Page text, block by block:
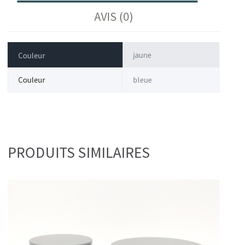
AVIS (0)
Couleur jaune
Couleur bleue
PRODUITS SIMILAIRES